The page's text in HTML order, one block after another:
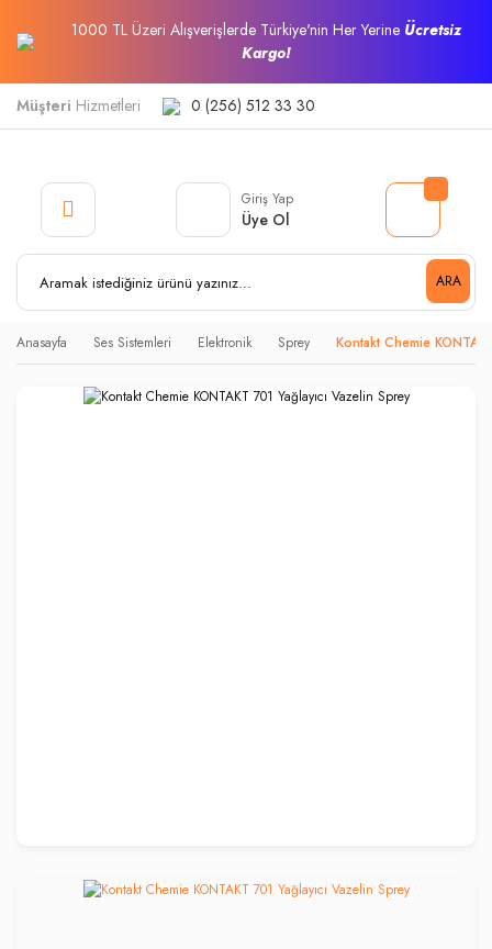
1000 TL Üzeri Alışverişlerde Türkiye'nin Her Yerine Ücretsiz
Kargo!
Müşteri Hizmetleri 0 (256) 512 33 30
ARA
Giriş Yap
Üye Ol
Anasayfa Ses Sistemleri Elektronik Sprey Kontakt Chemie